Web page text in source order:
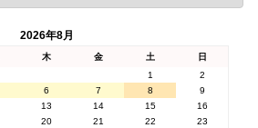
2026年8月
木 金 土
日
1
2
6 7 8
9
13 14 15
16
20 21 22
23